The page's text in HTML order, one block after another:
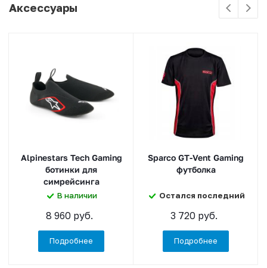
Аксессуары
Alpinestars Tech Gaming
ботинки для
симрейсинга
В наличии
8 960 руб.
Подробнее
Sparco GT-Vent Gaming
футболка
Остался последний
3 720 руб.
Подробнее